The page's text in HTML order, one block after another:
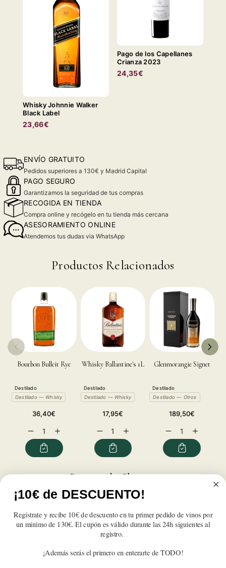
Whisky Johnnie Walker
Black Label
23,66€
Pago de los Capellanes
Crianza 2023
24,35€
ENVÍO GRATUITO
Pedidos superiores a 130€ y Madrid Capital
PAGO SEGURO
Garantizamos la seguridad de tus compras
RECOGIDA EN TIENDA
Compra online y recógelo en tu tienda más cercana
ASESORAMIENTO ONLINE
Atendemos tus dudas via WhatsApp
Productos Relacionados
Bourbon Bulleit Rye
Destilado
Destilado — Whisky
Precio
36,40€
Reducir
cantidad
para
Bulleit
Aumentar
cantidad
para
Bulleit
Whisky Ballantine's 1L
Destilado
Destilado — Whisky
Precio
17,95€
Reducir
cantidad
para
Bulleit
Aumentar
cantidad
para
Bulleit
Glenmorangie Signet
Destilado
Destilado — Otros
Precio
189,50€
Reducir
cantidad
para
Bulleit
Aumentar
cantidad
para
Bulleit
Reseñas de Clientes
Write a review
¡10€ de DESCUENTO!
Regístrate y recibe 10€ de descuento en tu primer pedido de vinos por
un mínimo de 130€. El cupón es válido durante las 24h siguientes al
registro.
¡Además serás el primero en enterarte de TODO!